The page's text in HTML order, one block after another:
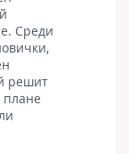
Среди
решит
плане